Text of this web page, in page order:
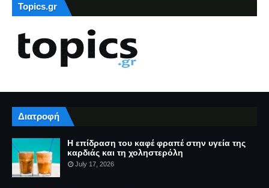
Topics.gr
Διατροφή
Η επίδραση του καφέ φραπέ στην υγεία της
καρδιάς και τη χοληστερόλη
July 17, 2026